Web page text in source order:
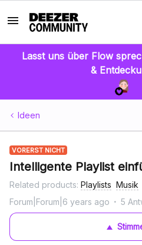
Lasst uns über Flow
&
Ideen
VORERST NICHT
Intelligente Playlist
Related products: Playlists Musik
Forum|Forum|6 years ago
5